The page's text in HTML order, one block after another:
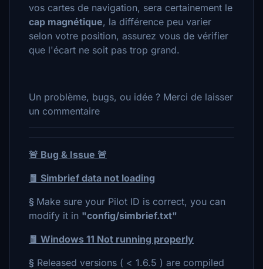
vos cartes de navigation, sera certainement le
cap magnétique, la différence peu varier
selon votre position, assurez vous de vérifier
que l'écart ne soit pas trop grand.
Un problème, bugs, ou idée ? Merci de laisser
un commentaire
🚨 Bug & Issue 🚨
🧧 Simbrief data not loading
§ Make sure your Pilot ID is correct, you can
modify it in "config/simbrief.txt"
🧧 Windows 11 Not running properly
§ Released versions ( < 1.6.5 ) are compiled